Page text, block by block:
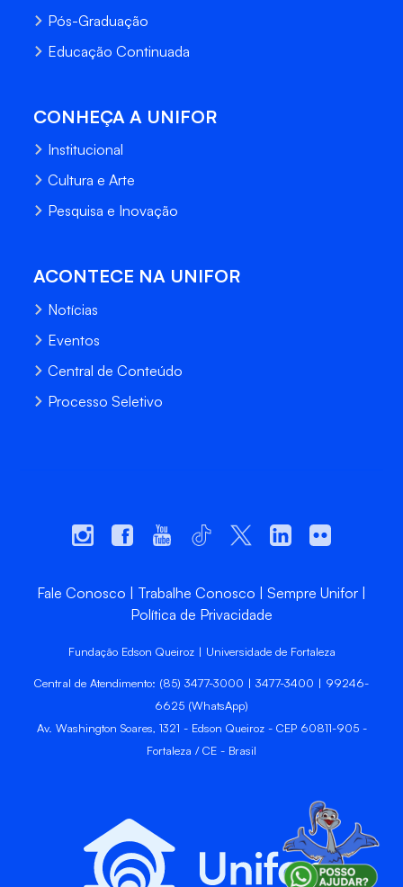
Pós-Graduação
Educação Continuada
CONHEÇA A UNIFOR
Institucional
Cultura e Arte
Pesquisa e Inovação
ACONTECE NA UNIFOR
Notícias
Eventos
Central de Conteúdo
Processo Seletivo
Fale Conosco Trabalhe Conosco
Sempre Unifor
Política de Privacidade
Fundação Edson Queiroz | Universidade de Fortaleza
Central de Atendimento: (85) 3477-3000 | 3477-3400 | 99246-
6625 (WhatsApp)
Av. Washington Soares, 1321 - Edson Queiroz - CEP 60811-905 -
Fortaleza / CE - Brasil